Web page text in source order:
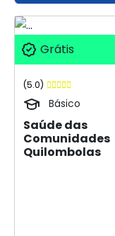
Grátis
(5.0)
Básico
Saúde das
Comunidades
Quilombolas